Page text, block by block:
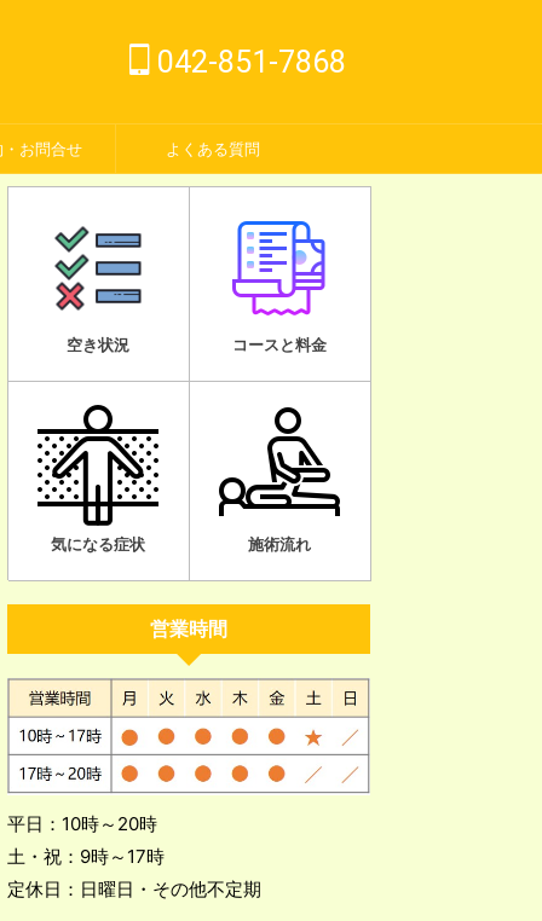
042-851-7868
お問合せ よくある質問
空き状況 コースと料金
気になる症状 施術流れ
営業時間
平日：10時～20時
土・祝：9時～17時
定休日：日曜日・その他不定期